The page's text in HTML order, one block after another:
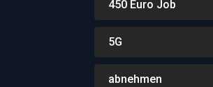
450 Euro Job
5G
abnehmen